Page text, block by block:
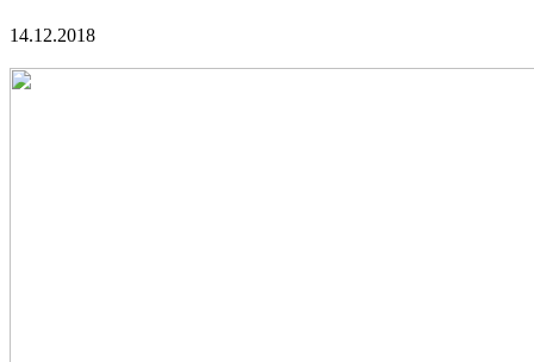
14.12.2018